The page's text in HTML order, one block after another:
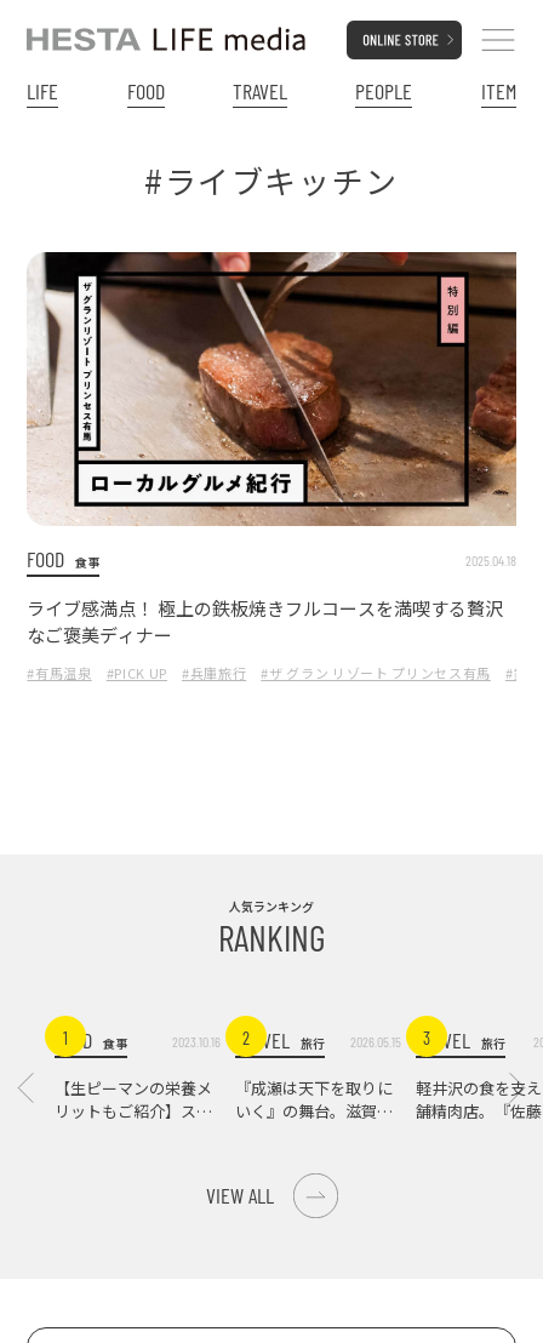
LIFE FOOD TRAVEL PEOPLE ITEM
#ライブキッチン
FOOD 食事 2025.04.18
ライブ感満点！ 極上の鉄板焼きフルコースを満喫する贅沢
なご褒美ディナー
#有馬温泉 #PICK UP #兵庫旅行 #ザ グラン リゾート プリンセス有馬 #鉄
人気ランキング
RANKING
1FOOD 食事 2023.10.16
【生ピーマンの栄養メ
リットもご紹介】スパ
2
TRAVEL 旅行 2026.05.15
『成瀬は天下を取りに
いく』の舞台。滋賀県
3
TRAVEL 旅行
軽井沢の食を支
舗精肉店。『佐
VIEW ALL